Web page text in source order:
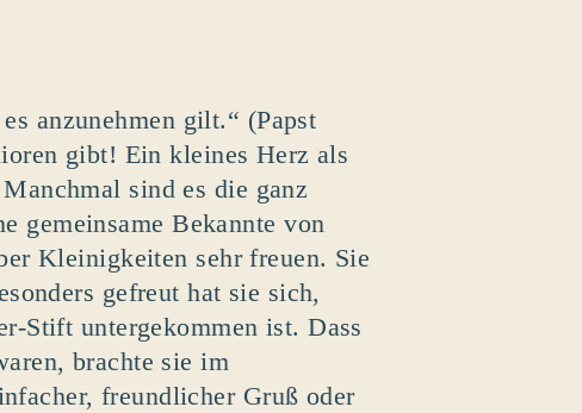
anzunehmen gilt.“ (Papst
gibt! Ein kleines Herz als
sind es die ganz
gemeinsame Bekannte von
Kleinigkeiten sehr freuen. Sie
gefreut hat sie sich,
Stift untergekommen ist. Dass
brachte sie im
freundlicher Gruß oder